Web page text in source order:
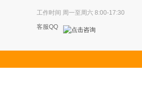
工作时间 周一至周六 8:00-17:30
客服QQ